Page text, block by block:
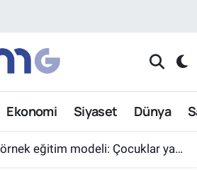
Ekonomi Siyaset Dünya
modeli: Çocuklar yazın ekran yerine etkinlikleri seçti